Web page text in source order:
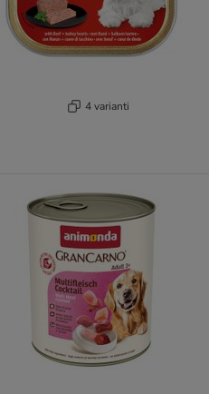
4 varianti